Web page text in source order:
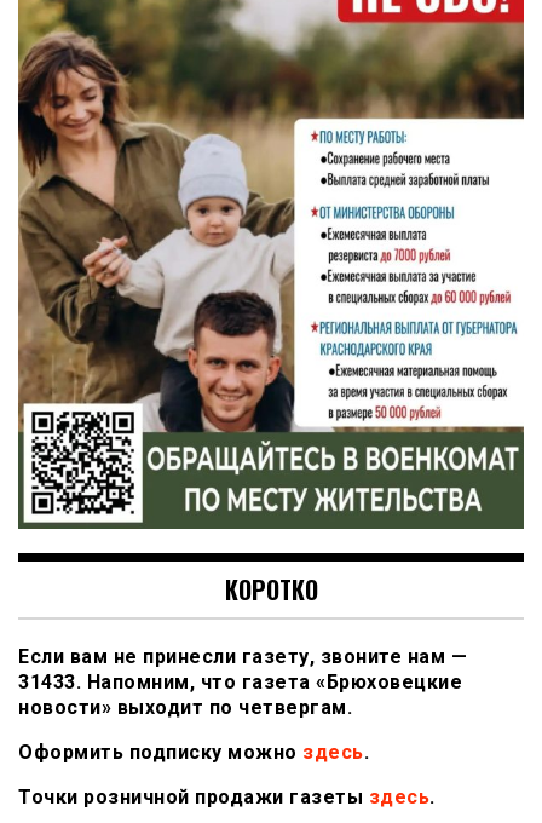
КОРОТКО
Если вам не принесли газету, звоните нам —
31433. Напомним, что газета «Брюховецкие
новости» выходит по четвергам.
Оформить подписку можно здесь.
Точки розничной продажи газеты здесь.